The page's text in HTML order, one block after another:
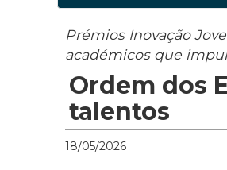
Prémios Inovação
académicos que
Ordem dos
talentos
18/05/2026